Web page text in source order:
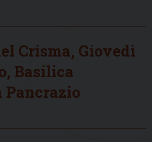
Crisma, Giovedì
Basilica
Pancrazio